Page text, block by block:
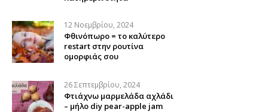
12 Νοεμβρίου, 2024
Φθινόπωρο = το καλύτερο
restart στην ρουτίνα
ομορφιάς σου
26 Σεπτεμβρίου, 2024
Φτιάχνω μαρμελάδα αχλάδι
– μήλο diy pear-apple jam